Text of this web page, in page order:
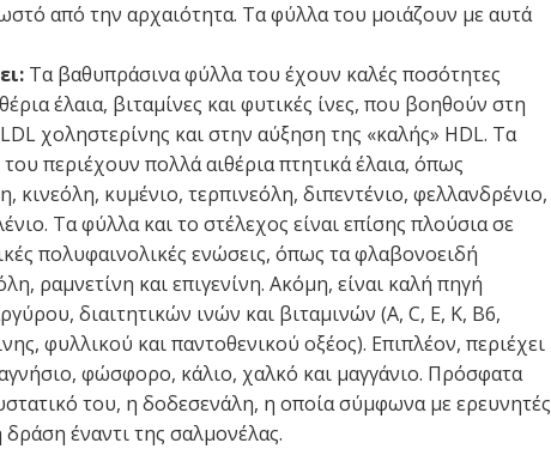
από την αρχαιότητα. Τα φύλλα του μοιάζουν με αυτά
Τα βαθυπράσινα φύλλα του έχουν καλές ποσότητες
έλαια, βιταμίνες και φυτικές ίνες, που βοηθούν στη
χοληστερίνης και στην αύξηση της «καλής» HDL. Τα
περιέχουν πολλά αιθέρια πτητικά έλαια, όπως
κινεόλη, κυμένιο, τερπινεόλη, διπεντένιο, φελλανδρένιο,
Τα φύλλα και το στέλεχος είναι επίσης πλούσια σε
πολυφαινολικές ενώσεις, όπως τα φλαβονοειδή
ραμνετίνη και επιγενίνη. Ακόμη, είναι καλή πηγή
διαιτητικών ινών και βιταμινών (Α, C, Ε, Κ, B6,
φυλλικού και παντοθενικού οξέος). Επιπλέον, περιέχει
φώσφορο, κάλιο, χαλκό και μαγγάνιο. Πρόσφατα
του, η δοδεσενάλη, η οποία σύμφωνα με ερευνητές
δράση έναντι της σαλμονέλας.